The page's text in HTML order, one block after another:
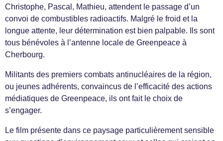
Christophe, Pascal, Mathieu, attendent le passage d’un
convoi de combustibles radioactifs. Malgré le froid et la
longue attente, leur détermination est bien palpable. Ils sont
tous bénévoles à l’antenne locale de Greenpeace à
Cherbourg.
Militants des premiers combats antinucléaires de la région,
ou jeunes adhérents, convaincus de l’efficacité des actions
médiatiques de Greenpeace, ils ont fait le choix de
s’engager.
Le film présente dans ce paysage particulièrement sensible